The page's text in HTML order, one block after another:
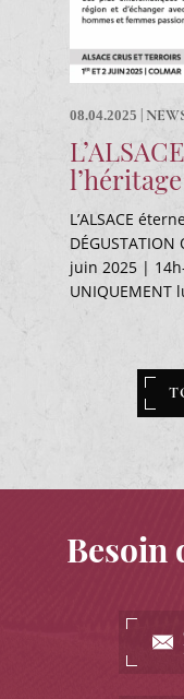
08.04.2025
L’ALSACE
juin 2025 | 14h-
Besoin